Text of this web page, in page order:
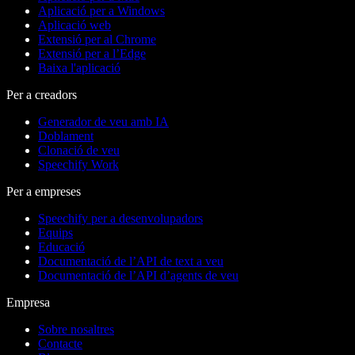
Aplicació per a Windows
Aplicació web
Extensió per al Chrome
Extensió per a l’Edge
Baixa l'aplicació
Per a creadors
Generador de veu amb IA
Doblament
Clonació de veu
Speechify Work
Per a empreses
Speechify per a desenvolupadors
Equips
Educació
Documentació de l’API de text a veu
Documentació de l’API d’agents de veu
Empresa
Sobre nosaltres
Contacte